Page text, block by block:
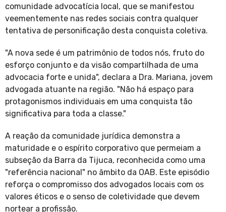
comunidade advocatícia local, que se manifestou
veementemente nas redes sociais contra qualquer
tentativa de personificação desta conquista coletiva.
"A nova sede é um patrimônio de todos nós, fruto do
esforço conjunto e da visão compartilhada de uma
advocacia forte e unida", declara a Dra. Mariana, jovem
advogada atuante na região. "Não há espaço para
protagonismos individuais em uma conquista tão
significativa para toda a classe."
A reação da comunidade jurídica demonstra a
maturidade e o espírito corporativo que permeiam a
subseção da Barra da Tijuca, reconhecida como uma
"referência nacional" no âmbito da OAB. Este episódio
reforça o compromisso dos advogados locais com os
valores éticos e o senso de coletividade que devem
nortear a profissão.